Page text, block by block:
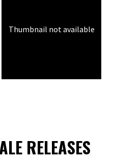
Thumbnail not available
RELEASES